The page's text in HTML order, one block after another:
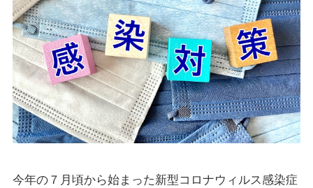
今年の７月頃から始まった新型コロナウィルス感染症